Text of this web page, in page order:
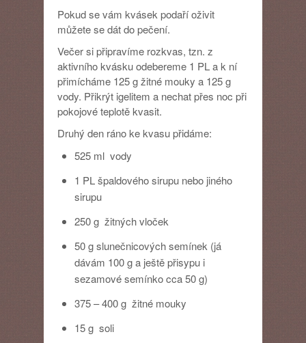
Pokud se vám kvásek podaří oživit
můžete se dát do pečení.
Večer si připravíme rozkvas, tzn. z
aktivního kvásku odebereme 1 PL a k ní
přimícháme 125 g žitné mouky a 125 g
vody. Přikrýt igelitem a nechat přes noc při
pokojové teplotě kvasit.
Druhý den ráno ke kvasu přidáme:
525 ml vody
1 PL špaldového sirupu nebo jiného
sirupu
250 g žitných vloček
50 g slunečnicových semínek (já
dávám 100 g a ještě přisypu i
sezamové semínko cca 50 g)
375 – 400 g žitné mouky
15 g soli